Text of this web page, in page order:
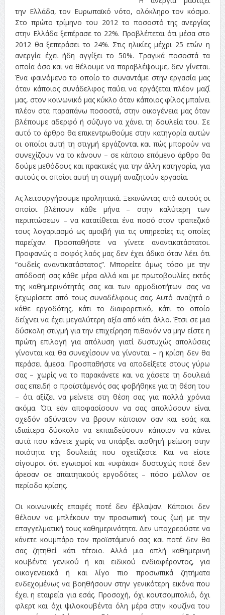
την Ελλάδα, τον Ευρωπαϊκό νότο, ολόκληρο τον κόσμο.
Στο πρώτο τρίμηνο του 2012 το ποσοστό της ανεργίας
στην Ελλάδα ξεπέρασε το 22%. Προβλέπεται ότι μέσα στο
2012 θα ξεπεράσει το 24%. Στις ηλικίες μέχρι 25 ετών η
ανεργία έχει ήδη αγγίξει το 50%. Τραγικά ποσοστά τα
οποία όσο και να θέλουμε να παραβλέψουμε, δεν γίνεται.
Ένα φαινόμενο το οποίο το συναντάμε στην εργασία μας
όταν κάποιος συνάδελφος παύει να εργάζεται πλέον μαζί
μας, στον κοινωνικό μας κύκλο όταν κάποιος φίλος μπαίνει
πλέον στα παραπάνω ποσοστά, στην οικογένεια μας όταν
βλέπουμε αδερφό ή σύζυγο να χάνει τη δουλεία του. Σε
αυτό το άρθρο θα επικεντρωθούμε στην κατηγορία αυτών
οι οποίοι αυτή τη στιγμή εργάζονται και πώς μπορούν να
συνεχίζουν να το κάνουν – σε κάποιο επόμενο άρθρο θα
δούμε μεθόδους και πρακτικές για την άλλη κατηγορία, για
αυτούς οι οποίοι αυτή τη στιγμή αναζητούν εργασία.
Ας λειτουργήσουμε προληπτικά. Ξεκινώντας από αυτούς οι
οποίοι βλέπουν κάθε μήνα – στην καλύτερη των
περιπτώσεων – να κατατίθεται ένα ποσό στον τραπεζικό
τους λογαριασμό ως αμοιβή για τις υπηρεσίες τις οποίες
παρείχαν. Προσπαθήστε να γίνετε αναντικατάστατοι.
Προφανώς ο σοφός λαός μας δεν έχει άδικο όταν λέει ότι
“ουδείς αναντικατάστατος”. Μπορείτε όμως τόσο με την
απόδοσή σας κάθε μέρα αλλά και με πρωτοβουλίες εκτός
της καθημερινότητάς σας και των αρμοδιοτήτων σας να
ξεχωρίσετε από τους συναδέλφους σας. Αυτό αναζητά ο
κάθε εργοδότης, κάτι το διαφορετικό, κάτι το οποίο
δείχνει να έχει μεγαλύτερη αξία από κάτι άλλο. Έτσι σε μια
δύσκολη στιγμή για την επιχείρηση πιθανόν να μην είστε η
πρώτη επιλογή για απόλυση γιατί δυστυχώς απολύσεις
γίνονται και θα συνεχίσουν να γίνονται – η κρίση δεν θα
περάσει άμεσα. Προσπαθήστε να αποδείξετε στους γύρω
σας – χωρίς να το παρακάνετε και να χάσετε τη δουλειά
σας επειδή ο προϊστάμενός σας φοβήθηκε για τη θέση του
– ότι αξίζει να μείνετε στη θέση σας για πολλά χρόνια
ακόμα. Ότι εάν αποφασίσουν να σας απολύσουν είναι
σχεδόν αδύνατον να βρουν κάποιον σαν και εσάς και
ιδιαίτερα δύσκολο να εκπαιδεύσουν κάποιον να κάνει
αυτά που κάνετε χωρίς να υπάρξει αισθητή μείωση στην
ποιότητα της δουλειάς που σχετίζεστε. Και να είστε
σίγουροι ότι εγωισμοί και «υφάκια» δυστυχώς ποτέ δεν
άρεσαν σε απαιτητικούς εργοδότες – πόσο μάλλον σε
περίοδο κρίσης.
Οι κοινωνικές επαφές ποτέ δεν έβλαψαν. Κάποιοι δεν
θέλουν να μπλέκουν την προσωπική τους ζωή με την
επαγγελματική τους καθημερινότητα. Δεν υποχρεούστε να
κάνετε κουμπάρο τον προϊστάμενό σας και ποτέ δεν θα
σας ζητηθεί κάτι τέτοιο. Αλλά μια απλή καθημερινή
κουβέντα γενικού ή και ειδικού ενδιαφέροντος, για
οικογενειακά ή και λίγο πιο προσωπικά ζητήματα
ενδεχομένως να βοηθήσουν στην γενικότερη εικόνα που
έχει η εταιρεία για εσάς. Προσοχή, όχι κουτσομπολιό, όχι
φλερτ και όχι ψιλοκουβέντα όλη μέρα στην κουζίνα του